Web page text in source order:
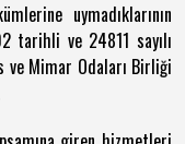
uymadıklarının
tarihli ve 24811 sayılı
ve Mimar Odaları Birliği